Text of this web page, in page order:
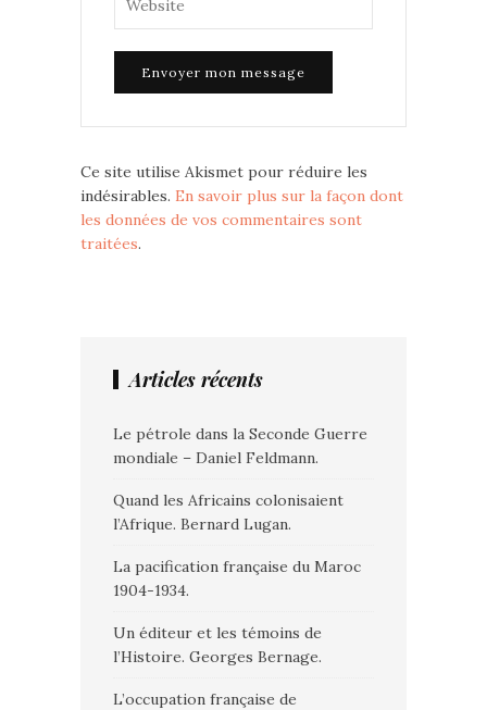
Ce site utilise Akismet pour réduire les
indésirables. En savoir plus sur la façon dont
les données de vos commentaires sont
traitées.
Articles récents
Le pétrole dans la Seconde Guerre
mondiale – Daniel Feldmann.
Quand les Africains colonisaient
l’Afrique. Bernard Lugan.
La pacification française du Maroc
1904-1934.
Un éditeur et les témoins de
l’Histoire. Georges Bernage.
L’occupation française de